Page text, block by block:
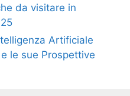
da visitare in
Artificiale
le sue Prospettive